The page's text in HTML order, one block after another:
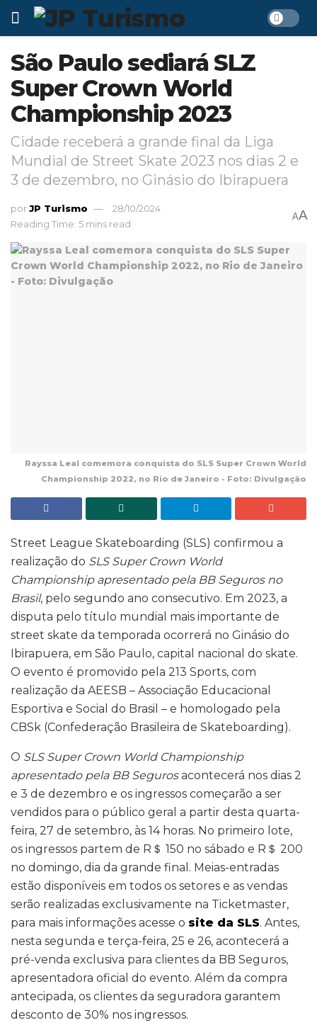
São Paulo sediará SLZ
Super Crown World
Championship 2023
Cidade receberá a grande final da Liga
Mundial de Street Skate 2023 nos dias 2 e
3 de dezembro, no Ginásio do Ibirapuera
porJP Turismo
28/10/2024
Reading Time: 5 mins read
AA
Rayssa Leal comemora conquista do SLS Super Crown World
Championship 2022, no Rio de Janeiro - Foto: Divulgação
Street League Skateboarding (SLS) confirmou a
realização do SLS Super Crown World
Championship apresentado pela BB Seguros no
Brasil, pelo segundo ano consecutivo. Em 2023, a
disputa pelo título mundial mais importante de
street skate da temporada ocorrerá no Ginásio do
Ibirapuera, em São Paulo, capital nacional do skate.
O evento é promovido pela 213 Sports, com
realização da AEESB – Associação Educacional
Esportiva e Social do Brasil – e homologado pela
CBSk (Confederação Brasileira de Skateboarding).
O SLS Super Crown World Championship
apresentado pela BB Segurosacontecerá nos dias 2
e 3 de dezembro e os ingressos começarão a ser
vendidos para o público geral a partir desta quarta-
feira, 27 de setembro, às 14 horas. No primeiro lote,
os ingressos partem de R＄ 150 no sábado e R＄ 200
no domingo, dia da grande final. Meias-entradas
estão disponíveis em todos os setores e as vendas
serão realizadas exclusivamente na Ticketmaster,
para mais informações acesse o site da SLS. Antes,
nesta segunda e terça-feira, 25 e 26, acontecerá a
pré-venda exclusiva para clientes da BB Seguros,
apresentadora oficial do evento. Além da compra
antecipada, os clientes da seguradora garantem
desconto de 30% nos ingressos.